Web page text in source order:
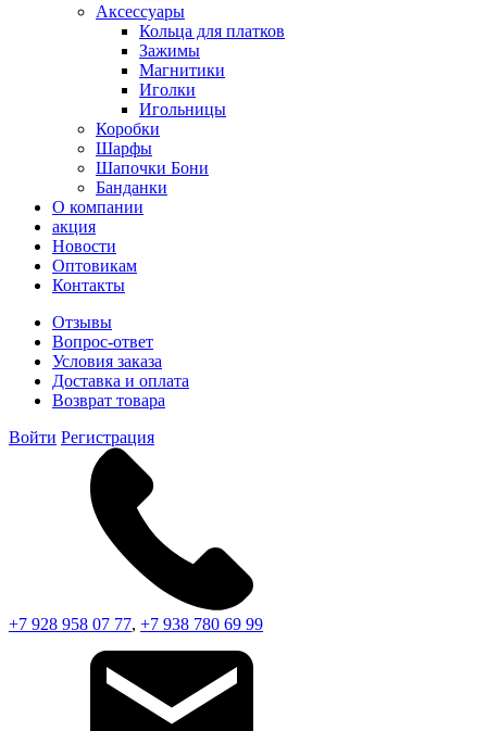
Аксессуары
Кольца для платков
Зажимы
Магнитики
Иголки
Игольницы
Коробки
Шарфы
Шапочки Бони
Банданки
О компании
акция
Новости
Оптовикам
Контакты
Отзывы
Вопрос-ответ
Условия заказа
Доставка и оплата
Возврат товара
Войти Регистрация
+7 928 958 07 77, +7 938 780 69 99